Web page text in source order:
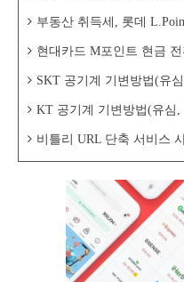
부동산 취득세, 롯데
현대카드 M포인트 현금 전
SKT 공기계 기변방법(유
KT 공기계 기변방법(유심,
비틀리 URL 단축 서비스